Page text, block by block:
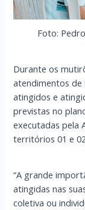
Foto:
Durante os
atendimentos de
atingidos e
previstas no
executadas pela
territórios 01 e
“A grande
atingidas nas
coletiva ou